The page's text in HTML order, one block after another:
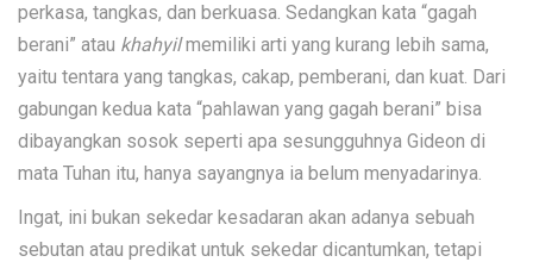
perkasa, tangkas, dan berkuasa. Sedangkan kata “gagah
berani” atau khahyilmemiliki arti yang kurang lebih sama,
yaitu tentara yang tangkas, cakap, pemberani, dan kuat. Dari
gabungan kedua kata “pahlawan yang gagah berani” bisa
dibayangkan sosok seperti apa sesungguhnya Gideon di
mata Tuhan itu, hanya sayangnya ia belum menyadarinya.
Ingat, ini bukan sekedar kesadaran akan adanya sebuah
sebutan atau predikat untuk sekedar dicantumkan, tetapi